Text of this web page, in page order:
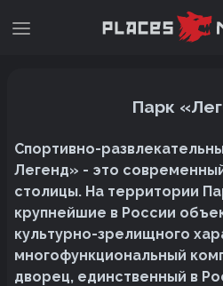
Парк
Спортивно-
Легенд» - это
столицы. На территории
крупнейшие в России
культурно-зрелищного
многофункциональный
дворец, единственный в